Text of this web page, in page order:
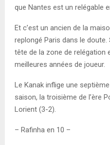
que Nantes est un relégable
Et c’est un ancien de la
replongé Paris dans le doute.
tête de la zone de relégation
meilleures années de joueur.
Le Kanak inflige une
saison, la troisième de l’ère
Lorient (3-2).
– Rafinha en 10 –